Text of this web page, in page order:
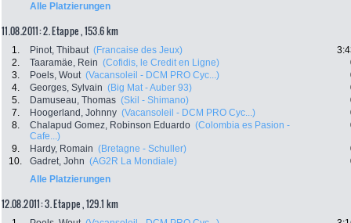
Alle Platzierungen
11.08.2011: 2. Etappe , 153.6 km
1. Pinot, Thibaut (Francaise des Jeux)
2.
Taaramäe, Rein (Cofidis, le Credit en Ligne)
3.
Poels, Wout (Vacansoleil - DCM PRO Cyc...)
4.
Georges, Sylvain (Big Mat - Auber 93)
5.
Damuseau, Thomas (Skil - Shimano)
7.
Hoogerland, Johnny (Vacansoleil - DCM PRO Cyc...)
8.
Chalapud Gomez, Robinson Eduardo (Colombia es Pasion -
Cafe...)
9. Hardy, Romain (Bretagne - Schuller)
10.
Gadret, John (AG2R La Mondiale)
Alle Platzierungen
12.08.2011: 3. Etappe , 129.1 km